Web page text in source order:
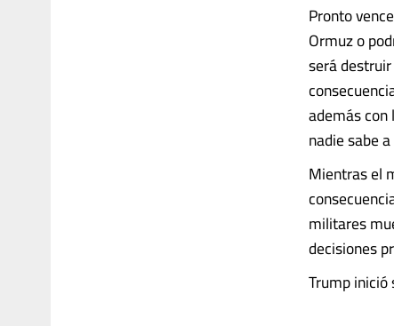
Pronto
Ormuz o
será
además
nadie sabe
Mientras el
militares
decisiones
Trump inició